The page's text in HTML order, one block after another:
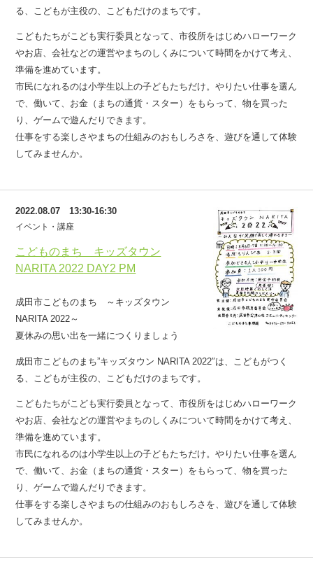
る、こどもが主役の、こどもだけのまちです。
こどもたちがこども実行委員となって、市役所をはじめハローワーク
やお店、会社などの運営やまちのしくみについて時間をかけて考え、
準備を進めています。
市民になれるのは小学生以上の子どもたちだけ。やりたい仕事を選ん
で、働いて、お金（まちの通貨・スター）をもらって、物を買った
り、ゲームで遊んだりできます。
仕事をする楽しさやまちの仕組みのおもしろさを、遊びを通して体験
してみませんか。
こどものまち キッズタウン
NARITA 2022 DAY2 PM
2022.08.07 13:30-16:30
イベント・講座
成田市こどものまち ～キッズタウン
NARITA 2022～
夏休みの思い出を一緒につくりましょう
成田市こどものまち”キッズタウン NARITA 2022″は、こどもがつく
る、こどもが主役の、こどもだけのまちです。
こどもたちがこども実行委員となって、市役所をはじめハローワーク
やお店、会社などの運営やまちのしくみについて時間をかけて考え、
準備を進めています。
市民になれるのは小学生以上の子どもたちだけ。やりたい仕事を選ん
で、働いて、お金（まちの通貨・スター）をもらって、物を買った
り、ゲームで遊んだりできます。
仕事をする楽しさやまちの仕組みのおもしろさを、遊びを通して体験
してみませんか。